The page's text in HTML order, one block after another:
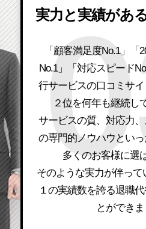
実力と実績があ
「顧客満足度No.1」「
No.1」「対応スピード
行サービスの口コミサ
２位を何年も継続し
サービスの質、対応力
の専門的ノウハウとい
多くのお客様に選
そのような実力が伴って
１の実績数を誇る退職
とができま